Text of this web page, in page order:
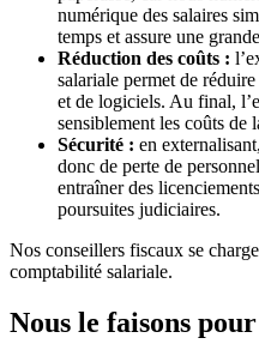
numérique des salaires
temps et assure une
Réduction des coûts :
salariale permet de
et de logiciels. Au final,
sensiblement les coûts de
Sécurité : en
donc de perte de
entraîner des
poursuites judiciaires.
Nos conseillers fiscaux se
comptabilité salariale.
Nous le faisons